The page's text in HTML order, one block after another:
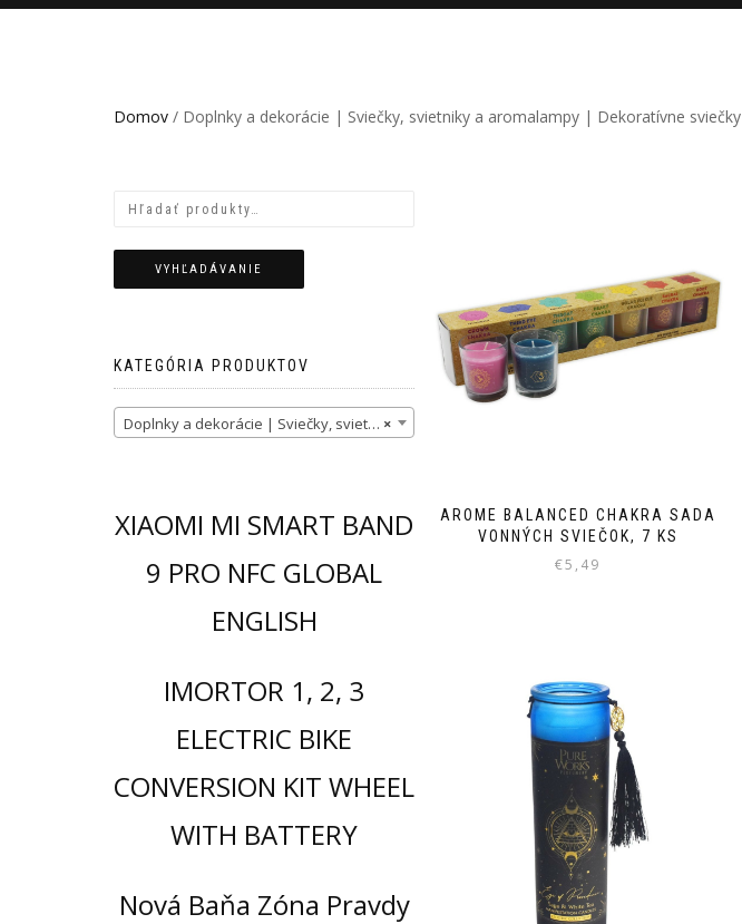
Domov / Doplnky a dekorácie | Sviečky, svietniky a aromalampy | Dekoratívne sviečky
AROME BALANCED CHAKRA SADA
VONNÝCH SVIEČOK, 7 KS
€5,49
VYHĽADÁVANIE
KATEGÓRIA PRODUKTOV
×
Doplnky a dekorácie | Sviečky, svietniky a aromalampy | Dekoratívne sviečky (49)
XIAOMI MI SMART BAND
9 PRO NFC GLOBAL
ENGLISH
IMORTOR 1, 2, 3
ELECTRIC BIKE
CONVERSION KIT WHEEL
WITH BATTERY
Nová Baňa Zóna Pravdy